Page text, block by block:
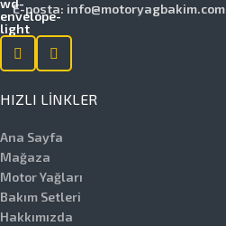
E-posta: info@motoryagbakim.com
HIZLI LINKLER
Ana Sayfa
Mağaza
Motor Yağları
Bakım Setleri
Hakkımızda